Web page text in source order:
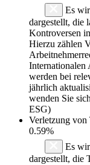
Es
dargestellt, die
Kontroversen
Hierzu zählen
Internationalen
werden bei
jährlich
wenden Sie
ESG)
Verletzung von
0.59%
Es
dargestellt, die